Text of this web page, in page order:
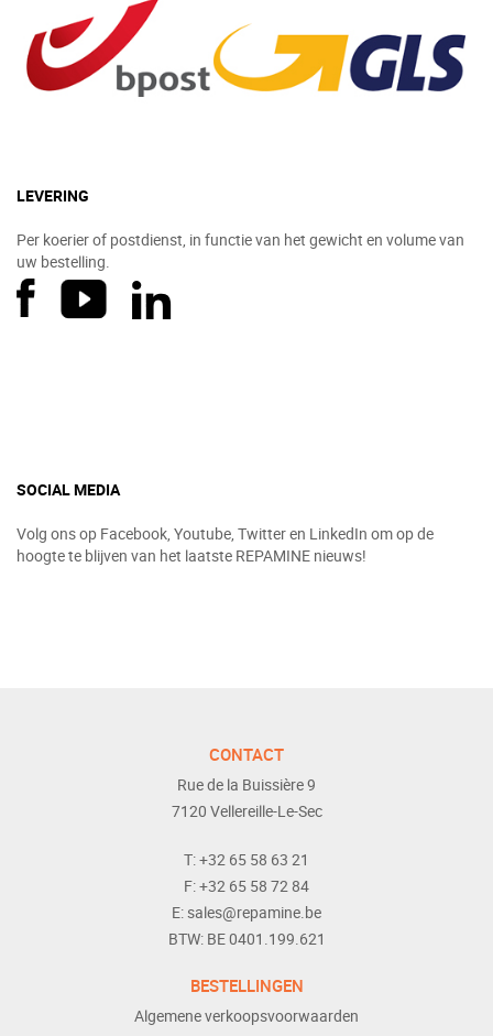
LEVERING
Per koerier of postdienst, in functie van het gewicht en volume van
uw bestelling.
SOCIAL MEDIA
Volg ons op Facebook, Youtube, Twitter en LinkedIn om op de
hoogte te blijven van het laatste REPAMINE nieuws!
CONTACT
Rue de la Buissière 9
7120 Vellereille-Le-Sec
T:+32 65 58 63 21
F:+32 65 58 72 84
E:sales@repamine.be
BTW: BE 0401.199.621
BESTELLINGEN
Algemene verkoopsvoorwaarden